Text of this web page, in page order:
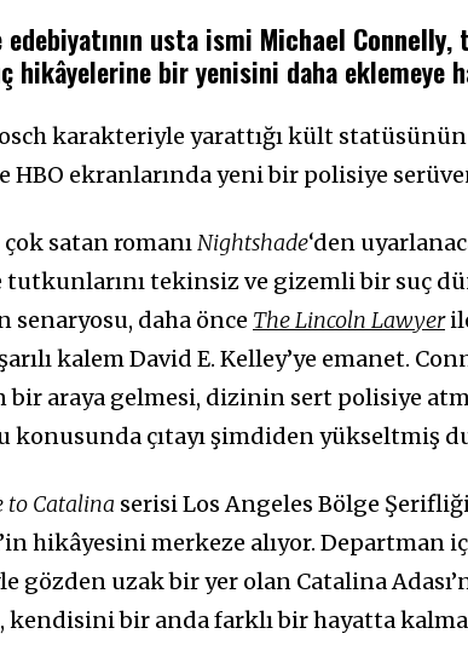
.
2
0
2
usta ismi Michael Connelly,
hikâyelerine bir yenisini daha eklemeye
karakteriyle yarattığı kült
HBO ekranlarında yeni bir polisiye
çok satan romanıNightshade‘den
tutkunlarını tekinsiz ve gizemli bir suç
senaryosu, daha önce The Lincoln Lawyer
kalem David E. Kelley’ye emanet.
bir araya gelmesi, dizinin sert polisiye
konusunda çıtayı şimdiden yükseltmiş
to Catalina serisi Los Angeles Bölge
hikâyesini merkeze alıyor. Departman
gözden uzak bir yer olan Catalina
kendisini bir anda farklı bir hayatta